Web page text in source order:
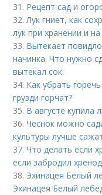
31. Рецепт сад и
32.Лук гниет, как
лук при хранении и на
33. Вытекает
начинка. Что нужно
вытекал сок
34. Как убрать
грузди горчат?
35. В августе купила
36.Чеснок можно
культуры лучше
37.Что делать если
если забродил
38. Эхинацея Белый
Эхинацея Белый